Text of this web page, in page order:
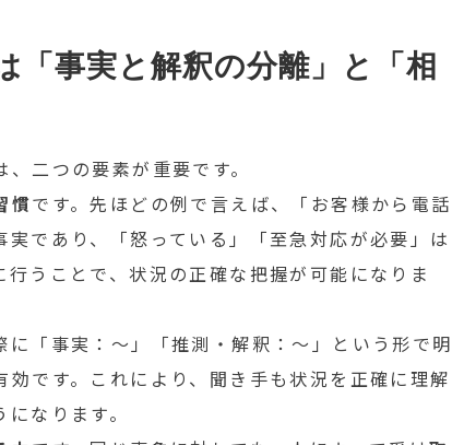
「事実と解釈の分離」と「相
二つの要素が重要です。
慣です。先ほどの例で言えば、「お客様から電話
であり、「怒っている」「至急対応が必要」は
うことで、状況の正確な把握が可能になりま
「事実：〜」「推測・解釈：〜」という形で明
です。これにより、聞き手も状況を正確に理解
なります。